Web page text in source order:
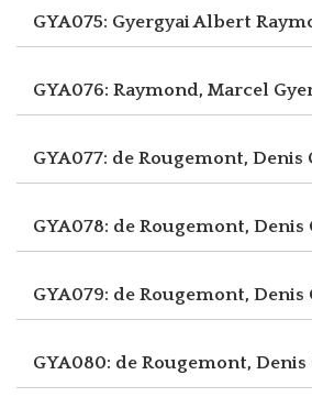
GYA075: Gyergyai Albert
GYA076: Raymond, Marcel
GYA077: de Rougemont, Denis
GYA078: de Rougemont, Denis
GYA079: de Rougemont, Denis
GYA080: de Rougemont, Denis